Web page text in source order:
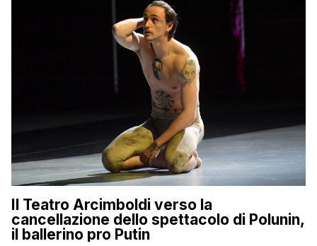
Il Teatro Arcimboldi verso la
cancellazione dello spettacolo di Polunin,
il ballerino pro Putin